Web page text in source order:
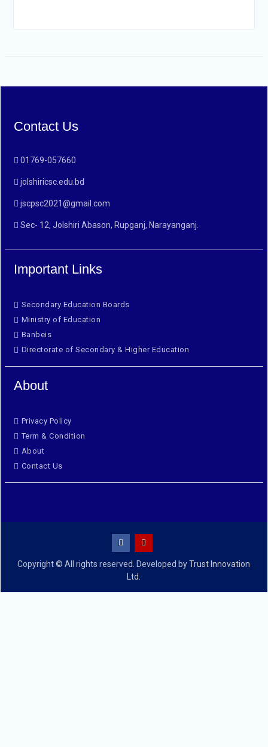
Contact Us
01769-057660
jolshiricsc.edu.bd
jscpsc2021@gmail.com
Sec- 12, Jolshiri Abason, Rupganj, Narayanganj.
Important Links
Secondary Education Boards
Ministry of Education
Banbeis
Directorate of Secondary & Higher Education
About
Privacy Policy
Term & Condition
About
Contact Us
Copyright © All rights reserved. Developed byTrust Innovation
Ltd.